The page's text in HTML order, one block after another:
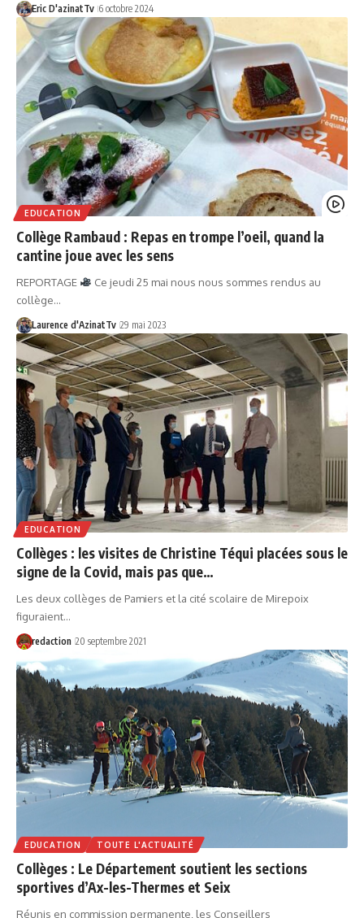
Eric D'azinatTv 6 octobre 2024
EDUCATION
Collège Rambaud : Repas en trompe l’oeil, quand la
cantine joue avec les sens
REPORTAGE
Ce jeudi 25 mai nous nous sommes rendus au
collège…
Laurence d'AzinatTv 29 mai 2023
EDUCATION
Collèges : les visites de Christine Téqui placées sous le
signe de la Covid, mais pas que…
Les deux collèges de Pamiers et la cité scolaire de Mirepoix
figuraient…
redaction 20 septembre 2021
EDUCATION TOUTE L'ACTUALITÉ
Collèges : Le Département soutient les sections
sportives d’Ax-les-Thermes et Seix
Réunis en commission permanente, les Conseillers